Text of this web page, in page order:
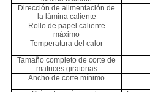
DE
PRIVACIDAD
Dirección de alimentación de
la lámina caliente
Rollo de papel caliente
máximo
Temperatura del calor
Tamaño completo de corte de
matrices giratorias
Ancho de corte mínimo